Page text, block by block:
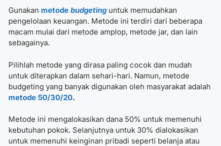
Gunakan metode budgeting untuk memudahkan
pengelolaan keuangan. Metode ini terdiri dari beberapa
macam mulai dari metode amplop, metode jar, dan lain
sebagainya.
Pilihlah metode yang dirasa paling cocok dan mudah
untuk diterapkan dalam sehari-hari. Namun, metode
budgeting yang banyak digunakan oleh masyarakat adalah
metode 50/30/20.
Metode ini mengalokasikan dana 50% untuk memenuhi
kebutuhan pokok. Selanjutnya untuk 30% dialokasikan
untuk memenuhi keinginan pribadi seperti belanja atau